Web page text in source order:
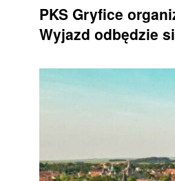
PKS Gryfice
Wyjazd odbędzie